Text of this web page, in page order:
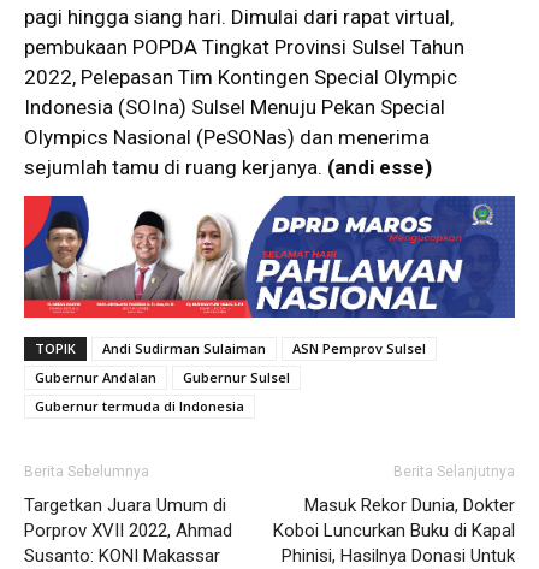
pagi hingga siang hari. Dimulai dari rapat virtual,
pembukaan POPDA Tingkat Provinsi Sulsel Tahun
2022, Pelepasan Tim Kontingen Special Olympic
Indonesia (SOIna) Sulsel Menuju Pekan Special
Olympics Nasional (PeSONas) dan menerima
sejumlah tamu di ruang kerjanya. (andi esse)
TOPIK Andi Sudirman Sulaiman
ASN Pemprov Sulsel
Gubernur Andalan
Gubernur Sulsel
Gubernur termuda di Indonesia
Berita Sebelumnya
Targetkan Juara Umum di
Porprov XVII 2022, Ahmad
Susanto: KONI Makassar
Berita Selanjutnya
Masuk Rekor Dunia, Dokter
Koboi Luncurkan Buku di Kapal
Phinisi, Hasilnya Donasi Untuk